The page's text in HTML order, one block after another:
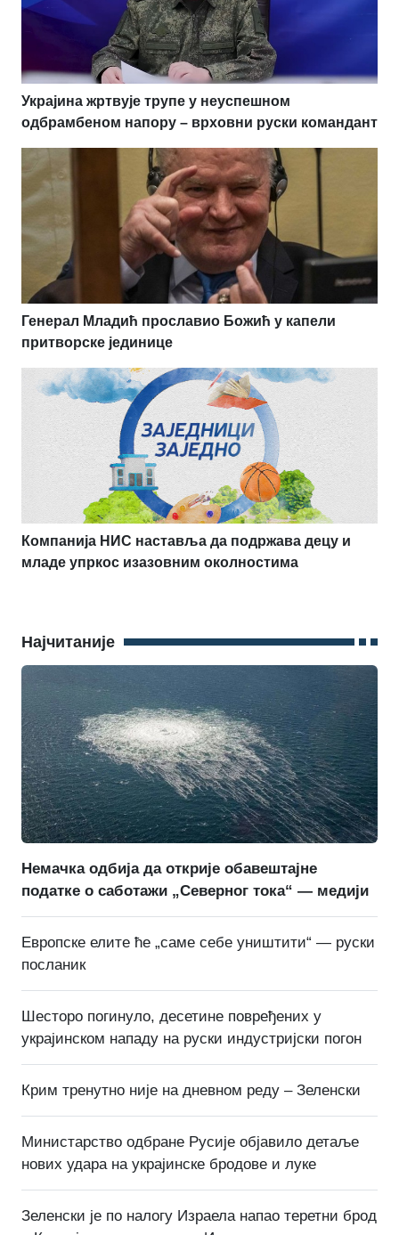
Украјина жртвује трупе у неуспешном
одбрамбеном напору – врховни руски командант
Генерал Младић прославио Божић у капели
притворске јединице
Компанија НИС наставља да подржава децу и
младе упркос изазовним околностима
Најчитаније
Немачка одбија да открије обавештајне
податке о саботажи „Северног тока“ — медији
Европске елите ће „саме себе уништити“ — руски
посланик
Шесторо погинуло, десетине повређених у
украјинском нападу на руски индустријски погон
Крим тренутно није на дневном реду – Зеленски
Министарство одбране Русије објавило детаље
нових удара на украјинске бродове и луке
Зеленски је по налогу Израела напао теретни брод